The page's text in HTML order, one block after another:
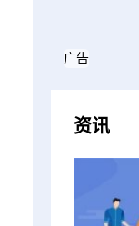
广告
资讯